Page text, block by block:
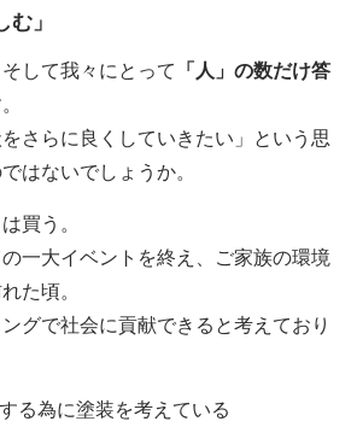
む」
して我々にとって
「人」の数だけ答
さらに良くしていきたい」という思
はないでしょうか。
買う。
一大イベントを終え、ご家族の環境
た頃。
グで社会に貢献できると考えており
る為に塗装を考えている